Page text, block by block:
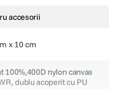
accesorii
x 10 cm
100%,400D nylon canvas
dublu acoperit cu PU